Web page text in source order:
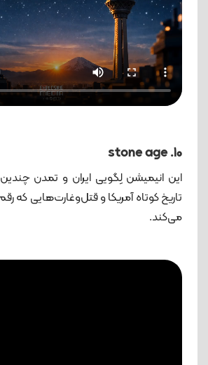
10. stone age
این انیمیشن لِگویی ایران و تمدن چندین
تاریخ کوتاه آمریکا و قتل‌و‌غارت‌هایی که
می‌کند.